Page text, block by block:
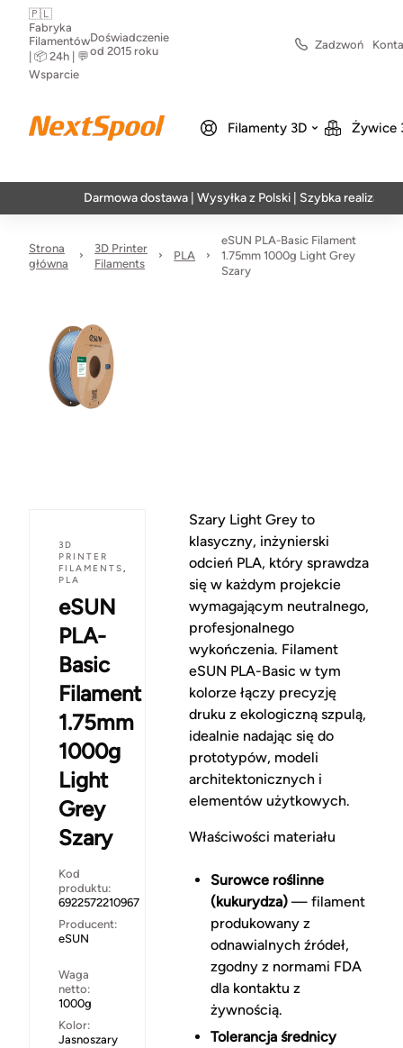
🇵🇱
Fabryka
Filamentów
| 📦 24h | 💬
Wsparcie
Doświadczenie
od 2015 roku
Zadzwoń
Filamenty 3D Żywice
Darmowa dostawa | Wysyłka z Polski | Szybka realizacja w 24h
Strona
główna
3D Printer
Filaments
PLA
eSUN PLA-Basic Filament
1.75mm 1000g Light Grey
Szary
3D
PRINTER
FILAMENTS,
PLA
eSUN
PLA-
Basic
Filament
1.75mm
1000g
Light
Grey
Szary
Kod
produktu:
6922572210967
Producent:
eSUN
Waga
netto:
1000g
Kolor:
Jasnoszary
Szary Light Grey to
klasyczny, inżynierski
odcień PLA, który sprawdza
się w każdym projekcie
wymagającym neutralnego,
profesjonalnego
wykończenia. Filament
eSUN PLA-Basic w tym
kolorze łączy precyzję
druku z ekologiczną szpulą,
idealnie nadając się do
prototypów, modeli
architektonicznych i
elementów użytkowych.
Właściwości materiału
Surowce roślinne
(kukurydza)— filament
produkowany z
odnawialnych źródeł,
zgodny z normami FDA
dla kontaktu z
żywnością.
Tolerancja średnicy